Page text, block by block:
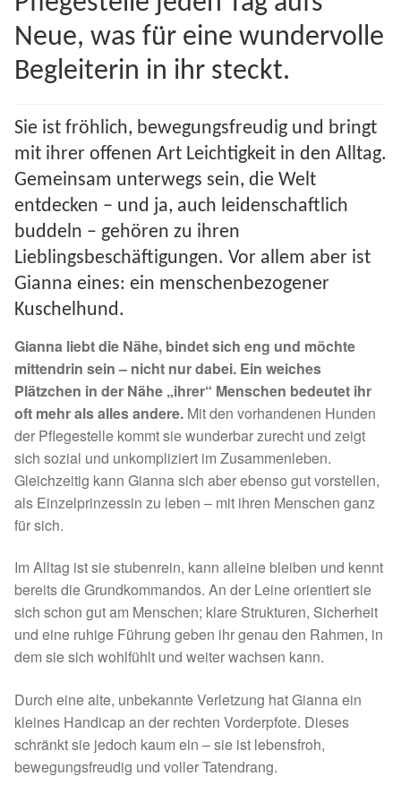
Juli bis Dezember 2023
Januar bis Juni 2023
Spenden 2022
Juli bis Dezember 2022
Januar bis Juni 2022
Spenden 2021
Juli bis Dezember 2021
Fördermitgliedschaft
Tierschutz
Auslandstierschutz
Unsere Notnasen
Notnasen in Deutschland
Notnasen mit Handicap
Neue, was für eine wundervolle
Begleiterin in ihr steckt.
Sie ist fröhlich, bewegungsfreudig und bringt
mit ihrer offenen Art Leichtigkeit in den Alltag.
Gemeinsam unterwegs sein, die Welt
entdecken – und ja, auch leidenschaftlich
buddeln – gehören zu ihren
Lieblingsbeschäftigungen. Vor allem aber ist
Gianna eines: ein menschenbezogener
Kuschelhund.
Gianna liebt die Nähe, bindet sich eng und möchte
mittendrin sein – nicht nur dabei. Ein weiches
Plätzchen in der Nähe „ihrer“ Menschen bedeutet ihr
oft mehr als alles andere. Mit den vorhandenen Hunden
der Pflegestelle kommt sie wunderbar zurecht und zeigt
sich sozial und unkompliziert im Zusammenleben.
Gleichzeitig kann Gianna sich aber ebenso gut vorstellen,
als Einzelprinzessin zu leben – mit ihren Menschen ganz
für sich.
Im Alltag ist sie stubenrein, kann alleine bleiben und kennt
bereits die Grundkommandos. An der Leine orientiert sie
sich schon gut am Menschen; klare Strukturen, Sicherheit
und eine ruhige Führung geben ihr genau den Rahmen, in
dem sie sich wohlfühlt und weiter wachsen kann.
Durch eine alte, unbekannte Verletzung hat Gianna ein
kleines Handicap an der rechten Vorderpfote. Dieses
schränkt sie jedoch kaum ein – sie ist lebensfroh,
bewegungsfreudig und voller Tatendrang.